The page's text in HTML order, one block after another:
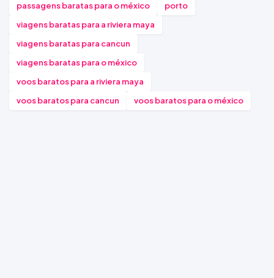
passagens baratas para o méxico
porto
viagens baratas para a riviera maya
viagens baratas para cancun
viagens baratas para o méxico
voos baratos para a riviera maya
voos baratos para cancun
voos baratos para o méxico